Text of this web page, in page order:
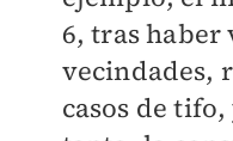
6, tras haber
vecindades,
casos de